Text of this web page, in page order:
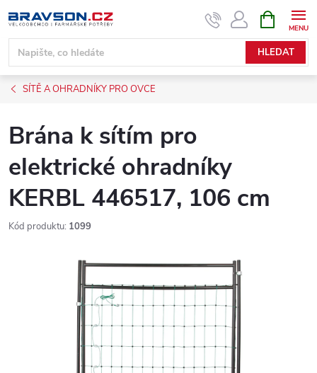
na
obsah
HLEDAT
NÁKUPNÍ
KOŠÍK
SÍTĚ A OHRADNÍKY PRO OVCE
Brána k sítím pro
elektrické ohradníky
KERBL 446517, 106 cm
Kód produktu: 1099